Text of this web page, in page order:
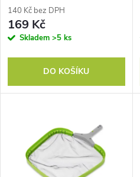
r
o
u
r
o
d
140 Kč bez DPH
169 Kč
Skladem >5 ks
DO KOŠÍKU